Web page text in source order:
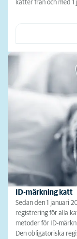
katter från och med 1
ID-märkning katt
Sedan den 1 januari
registrering för alla
metoder för ID-
Den obligatoriska